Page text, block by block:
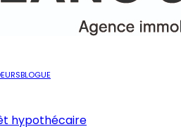
BLOGUE
hypothécaire